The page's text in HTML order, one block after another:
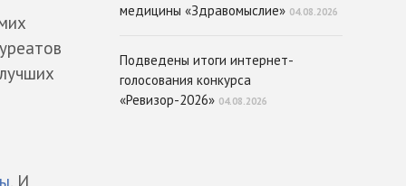
. И
медицины «Здравомыслие» 04.08.2026
Подведены итоги интернет-
голосования конкурса
«Ревизор-2026» 04.08.2026